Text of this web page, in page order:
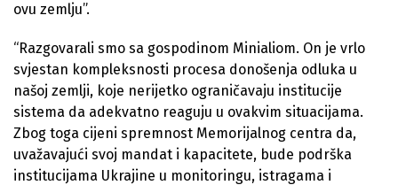
ovu zemlju”.
“Razgovarali smo sa gospodinom Minialiom. On je vrlo
svjestan kompleksnosti procesa donošenja odluka u
našoj zemlji, koje nerijetko ograničavaju institucije
sistema da adekvatno reaguju u ovakvim situacijama.
Zbog toga cijeni spremnost Memorijalnog centra da,
uvažavajući svoj mandat i kapacitete, bude podrška
institucijama Ukrajine u monitoringu, istragama i